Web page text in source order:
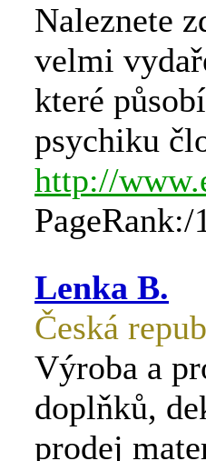
Naleznete
velmi
které
psychiku
http://
Lenka B.
Česká
Výroba a
doplňků,
prodej